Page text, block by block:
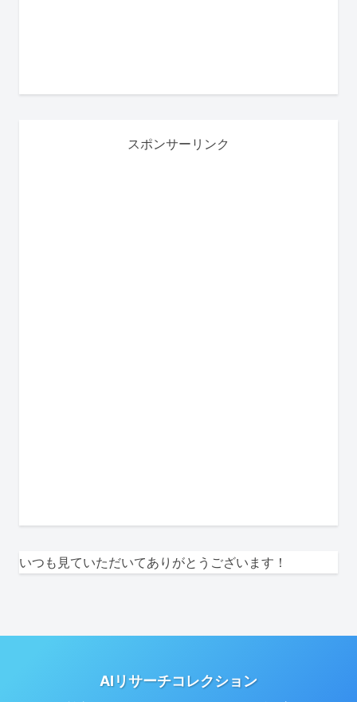
スポンサーリンク
いつも見ていただいてありがとうございます！
AIリサーチコレクション